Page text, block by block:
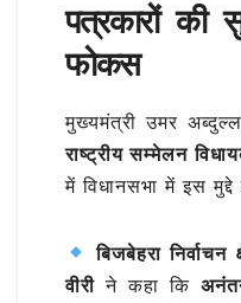
पत्रकारों की
फोकस
मुख्यमंत्री उमर
राष्ट्रीय सम्मेलन
में विधानसभा में इस मुद्दे
बिजबेहरा निर्वाचन
वीरी ने कहा कि